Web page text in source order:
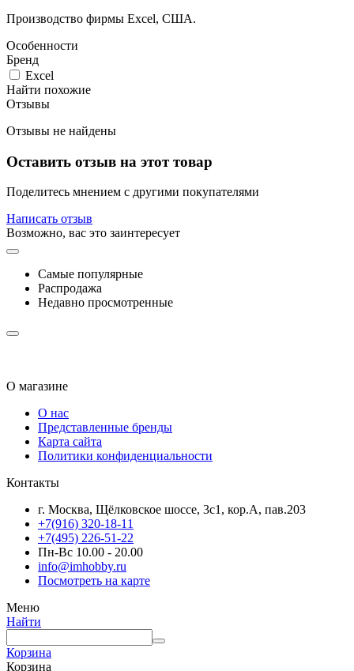
Производство фирмы Excel, США.
Особенности
Бренд
Excel
Найти похожие
Отзывы
Отзывы не найдены
Оставить отзыв на этот товар
Поделитесь мнением с другими покупателями
Написать отзыв
Возможно, вас это заинтересует
Самые популярные
Распродажа
Недавно просмотренные
О магазине
О нас
Представленные бренды
Карта сайта
Политики конфиденциальности
Контакты
г. Москва, Щёлковское шоссе, 3с1, кор.А, пав.203
+7(916) 320-18-11
+7(495) 226-51-22
Пн-Вс 10.00 - 20.00
info@imhobby.ru
Посмотреть на карте
Меню
Найти
Корзина
Корзина